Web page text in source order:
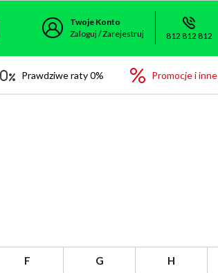
Twoje Konto
Zaloguj / Zarejestruj
812 812 812
Prawdziwe raty 0% Promocje i inne
F G H